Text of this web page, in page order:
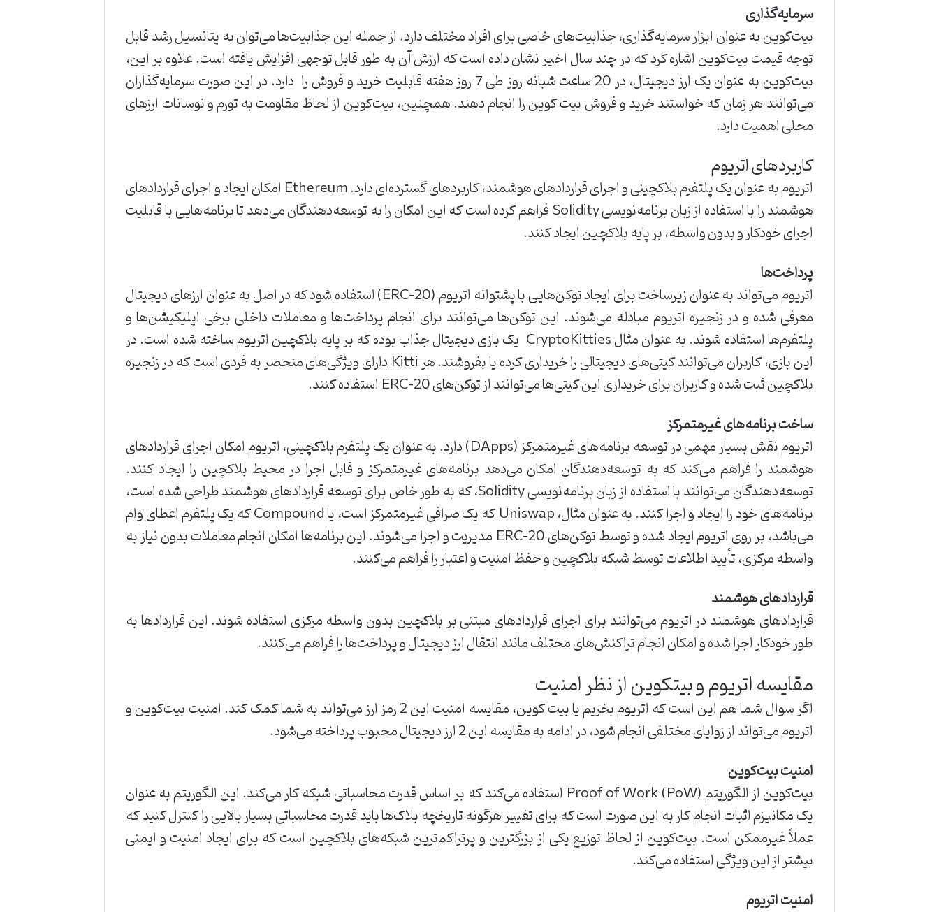
سرمایه‌گذاری
بیت‌کوین به عنوان ابزار سرمایه‌گذاری، جذابیت‌های خاصی برای افراد مختلف دارد. از جمله این جذابیت‌ها می‌توان به پتانسیل رشد قابل
توجه قیمت بیت‌کوین اشاره کرد که در چند سال اخیر نشان داده است که ارزش آن به طور قابل توجهی افزایش یافته است. علاوه بر این،
بیت‌کوین به عنوان یک ارز دیجیتال، در 20 ساعت شبانه روز طی 7 روز هفته قابلیت خرید و فروش را دارد. در این صورت سرمایه‌گذاران
می‌توانند هر زمان که خواستند خرید و فروش بیت کوین را انجام دهند. همچنین، بیت‌کوین از لحاظ مقاومت به تورم و نوسانات ارزهای
محلی اهمیت دارد.
کاربردهای اتریوم
اتریوم به عنوان یک پلتفرم بلاکچینی و اجرای قراردادهای هوشمند، کاربردهای گسترده‌ای دارد. Ethereum امکان ایجاد و اجرای قراردادهای
هوشمند را با استفاده از زبان برنامه‌نویسی Solidity فراهم کرده است که این امکان را به توسعه‌دهندگان می‌دهد تا برنامه‌هایی با قابلیت
اجرای خودکار و بدون واسطه، بر پایه بلاکچین ایجاد کنند.
پرداخت‌ها
اتریوم می‌تواند به عنوان زیرساخت برای ایجاد توکن‌هایی با پشتوانه اتریوم (ERC-20) استفاده شود که در اصل به عنوان ارزهای دیجیتال
معرفی شده و در زنجیره اتریوم مبادله می‌شوند. این توکن‌ها می‌توانند برای انجام پرداخت‌ها و معاملات داخلی برخی اپلیکیشن‌ها و
پلتفرم‌ها استفاده شوند. به عنوان مثال CryptoKitties یک بازی دیجیتال جذاب بوده که بر پایه بلاکچین اتریوم ساخته شده است. در
این بازی، کاربران می‌توانند کیتی‌های دیجیتالی را خریداری کرده یا بفروشند. هر Kitti دارای ویژگی‌های منحصر به فردی است که در زنجیره
بلاکچین ثبت شده و کاربران برای خریداری این کیتی‌ها می‌توانند از توکن‌های ERC-20 استفاده کنند.
ساخت برنامه‌های غیرمتمرکز
اتریوم نقش بسیار مهمی در توسعه برنامه‌های غیرمتمرکز (DApps) دارد. به عنوان یک پلتفرم بلاکچینی، اتریوم امکان اجرای قراردادهای
هوشمند را فراهم می‌کند که به توسعه‌دهندگان امکان می‌دهد برنامه‌های غیرمتمرکز و قابل اجرا در محیط بلاکچین را ایجاد کنند.
توسعه‌دهندگان می‌توانند با استفاده از زبان برنامه‌نویسی Solidity، که به طور خاص برای توسعه قراردادهای هوشمند طراحی شده است،
برنامه‌های خود را ایجاد و اجرا کنند. به عنوان مثال، Uniswap که یک صرافی غیرمتمرکز است، یا Compound که یک پلتفرم اعطای وام
می‌باشد، بر روی اتریوم ایجاد شده‌ و توسط توکن‌های ERC-20 مدیریت و اجرا می‌شوند. این برنامه‌ها امکان انجام معاملات بدون نیاز به
واسطه مرکزی، تأیید اطلاعات توسط شبکه بلاکچین و حفظ امنیت و اعتبار را فراهم می‌کنند.
قراردادهای هوشمند
قراردادهای هوشمند در اتریوم می‌توانند برای اجرای قراردادهای مبتنی بر بلاکچین بدون واسطه مرکزی استفاده شوند. این قراردادها به
طور خودکار اجرا شده و امکان انجام تراکنش‌های مختلف مانند انتقال ارز دیجیتال و پرداخت‌ها را فراهم می‌کنند.
مقایسه اتریوم و بیتکوین از نظر امنیت
اگر سوال شما هم این است که اتریوم بخریم یا بیت کوین، مقایسه امنیت این 2 رمز ارز می‌تواند به شما کمک کند. امنیت بیت‌کوین و
اتریوم می‌تواند از زوایای مختلفی انجام شود، در ادامه به مقایسه این 2 ارز دیجیتال محبوب پرداخته می‌شود.
امنیت بیت‌کوین
بیت‌کوین از الگوریتم Proof of Work (PoW) استفاده می‌کند که بر اساس قدرت محاسباتی شبکه کار می‌کند. این الگوریتم به عنوان
یک مکانیزم اثبات انجام کار به این صورت است که برای تغییر هرگونه تاریخچه بلاک‌ها باید قدرت محاسباتی بسیار بالایی را کنترل کنید که
عملاً غیرممکن است. بیت‌کوین از لحاظ توزیع یکی از بزرگترین و پرتراکم‌ترین شبکه‌های بلاکچین است که برای ایجاد امنیت و ایمنی
بیشتر از این ویژگی استفاده می‌کند.
امنیت اتریوم